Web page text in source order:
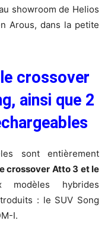
showroom de Helios
Arous, dans la petite
crossover
ainsi que 2
sont entièrement
crossover Atto 3 et le
hybrides
: le SUV Song
I.